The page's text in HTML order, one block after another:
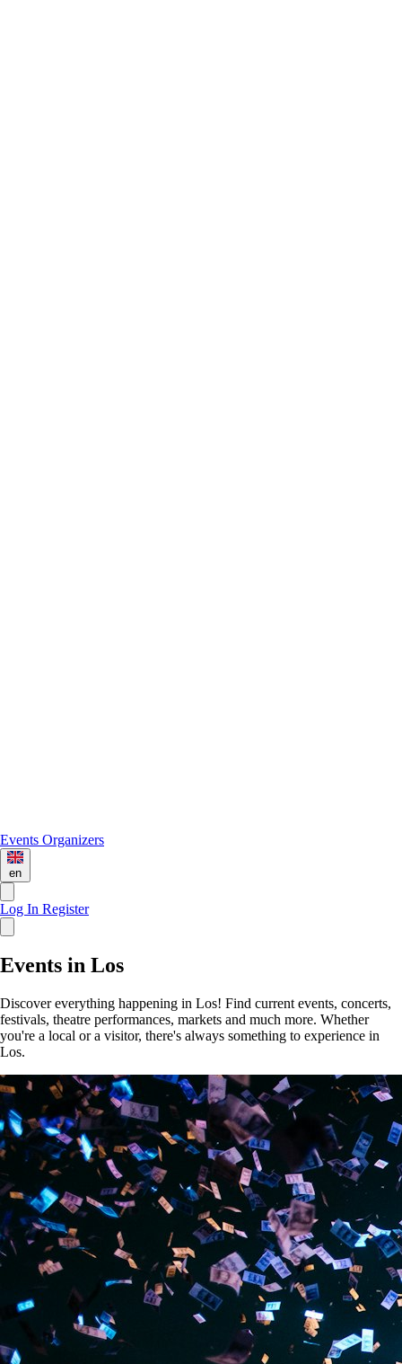
Events Organizers
en
Log In Register
Events in Los
Discover everything happening in Los! Find current events, concerts,
festivals, theatre performances, markets and much more. Whether
you're a local or a visitor, there's always something to experience in
Los.